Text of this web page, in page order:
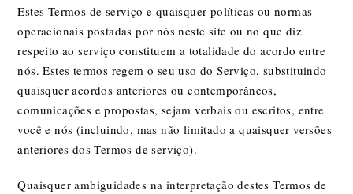
Estes Termos de serviço e quaisquer políticas ou normas
operacionais postadas por nós neste site ou no que diz
respeito ao serviço constituem a totalidade do acordo entre
nós. Estes termos regem o seu uso do Serviço, substituindo
quaisquer acordos anteriores ou contemporâneos,
comunicações e propostas, sejam verbais ou escritos, entre
você e nós (incluindo, mas não limitado a quaisquer versões
anteriores dos Termos de serviço).
Quaisquer ambiguidades na interpretação destes Termos de